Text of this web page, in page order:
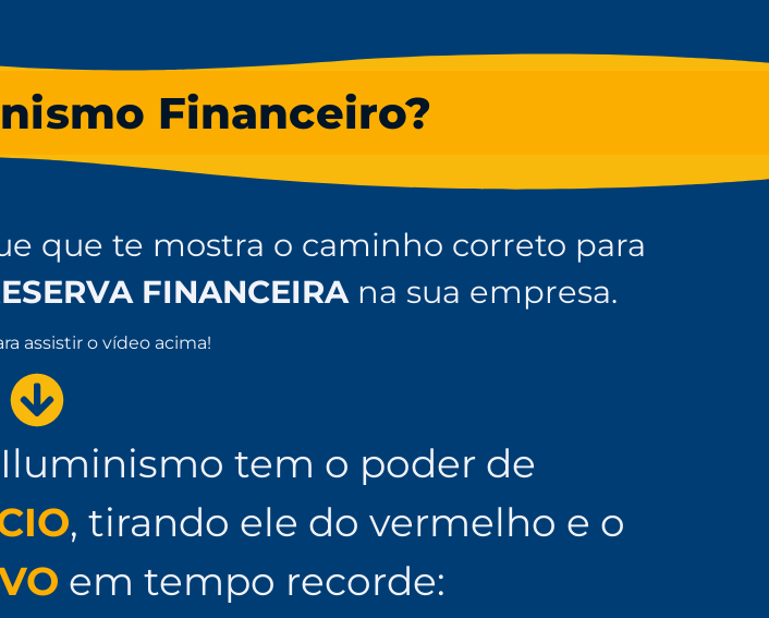
Financeiro?
que te mostra o caminho correto para
FINANCEIRAna sua empresa.
assistir o vídeo acima!
tem o poder de
, tirando ele do vermelho e o
em tempo recorde: